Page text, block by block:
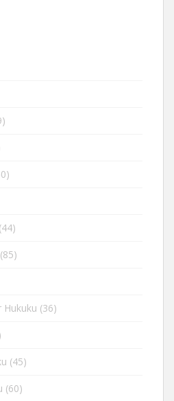
(44)
(85)
Hukuku (36)
(45)
(60)